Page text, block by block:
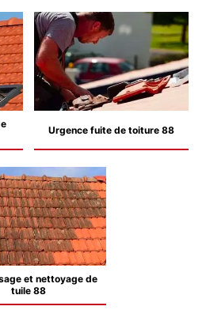
Urgence fuite de toiture 88
et nettoyage de
tuile 88